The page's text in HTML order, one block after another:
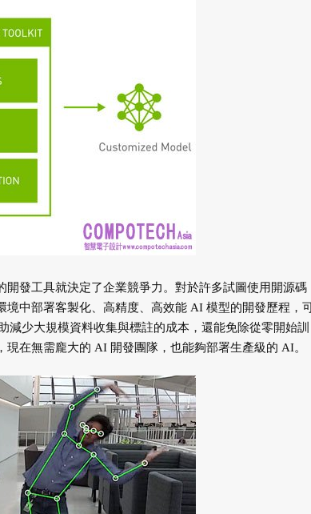
發工具就決定了企業競爭力。對於許多試圖使用開源碼
中部署客製化、高精度、高效能 AI 模型的開發歷程，
少大規模資料收集與標註的成本，還能免除從零開始訓
在無需龐大的 AI 開發團隊，也能夠部署生產級的 AI。